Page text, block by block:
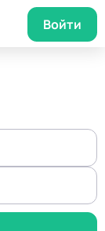
Войти